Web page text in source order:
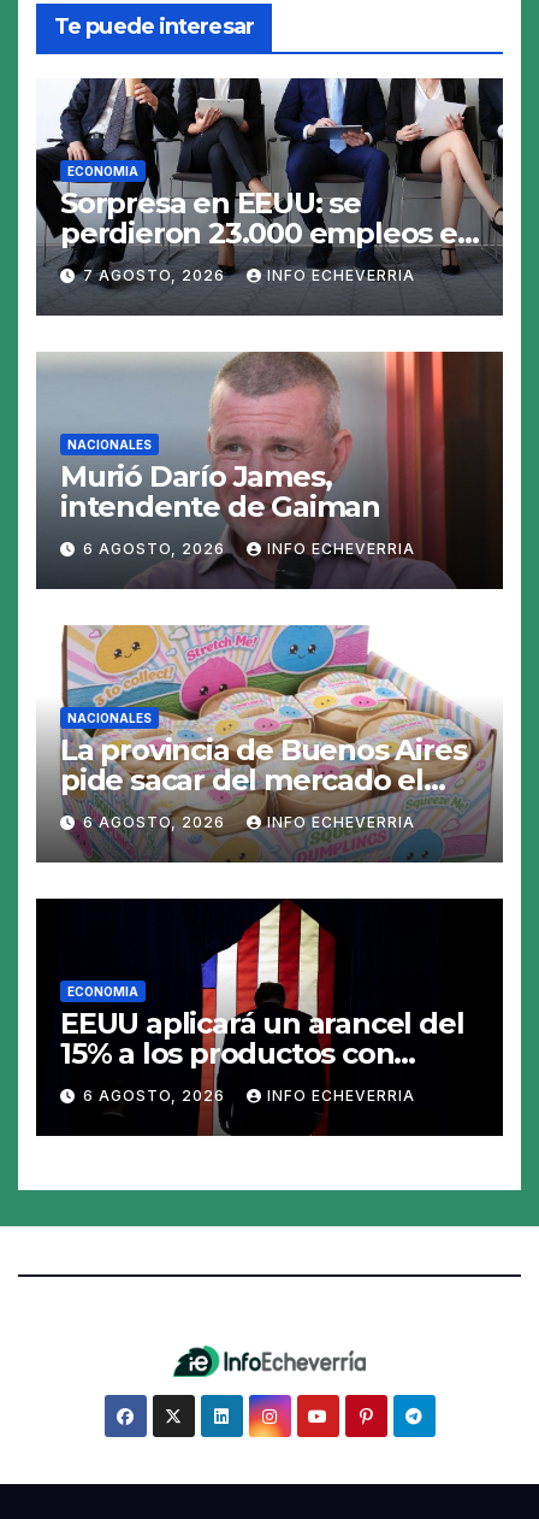
Te puede interesar
ECONOMIA
Sorpresa en EEUU: se
perdieron 23.000 empleos en
julio y el mercado recalcula
las perspectivas para las
tasas
7 AGOSTO, 2026 INFO ECHEVERRIA
NACIONALES
Murió Darío James,
intendente de Gaiman
6 AGOSTO, 2026 INFO ECHEVERRIA
NACIONALES
La provincia de Buenos Aires
pide sacar del mercado el
«Squeezy Dumpling», un
juguete «tóxico»
6 AGOSTO, 2026 INFO ECHEVERRIA
ECONOMIA
EEUU aplicará un arancel del
15% a los productos con
polisilicio para frenar el
avance de China
6 AGOSTO, 2026 INFO ECHEVERRIA